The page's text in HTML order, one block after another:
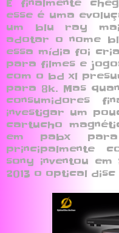
E finalmente
esse é uma
um blu ray
adotar o nome
essa mídia foi
para filmes e
com o bd xl
para 8k. Mas
consumidores
investigar um
cartucho
em pabx
principalmente
sony inventou em
2013 o optical